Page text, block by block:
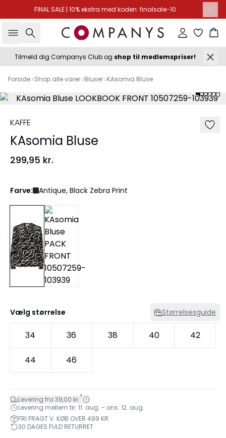
FINAL SALE | 10% ekstra med koden: finalsale-10
Søg Log ind
Tilmeld dig Companys Club og shop til medlemspriser!
Forside Shop alle varer Bluser KAsomia Bluse
KAFFE
KAsomia Bluse
299,95 kr.
Farve: Antique, Black Zebra Print
Vælg størrelse Størrelsesguide
34 36 38 40 42
44 46
Levering fra 39,00 kr.*
Levering mellem tir. 11. aug. - ons. 12. aug.
FRI FRAGT V. KØB OVER 499 KR.
30 DAGES FULD RETURRET